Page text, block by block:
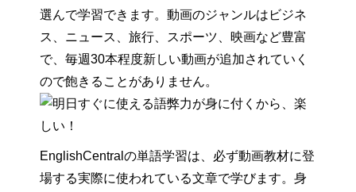
選んで学習できます。動画のジャンルはビジネ
ス、ニュース、旅行、スポーツ、映画など豊富
で、毎週30本程度新しい動画が追加されていく
ので飽きることがありません。
EnglishCentralの単語学習は、必ず動画教材に登
場する実際に使われている文章で学びます。身